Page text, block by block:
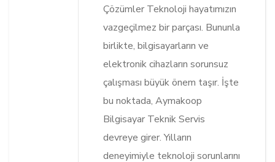
Çözümler Teknoloji hayatımızın
vazgeçilmez bir parçası. Bununla
birlikte, bilgisayarların ve
elektronik cihazların sorunsuz
çalışması büyük önem taşır. İşte
bu noktada, Aymakoop
Bilgisayar Teknik Servis
devreye girer. Yılların
deneyimiyle teknoloji sorunlarını